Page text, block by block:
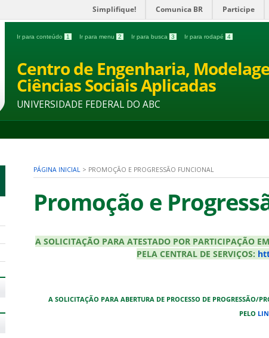
Simplifique! Comunica BR Participe
Ir para conteúdo 1 Ir para menu 2 Ir para busca 3 Ir para rodapé 4
Centro de Engenharia,
Ciências Sociais Aplicadas
UNIVERSIDADE FEDERAL DO ABC
PÁGINA INICIAL > PROMOÇÃO E PROGRESSÃO FUNCIONAL
Promoção e
A SOLICITAÇÃO PARA ATESTADO POR PARTICIPAÇÃO
PELA CENTRAL DE SERVIÇOS:
A SOLICITAÇÃO PARA ABERTURA DE PROCESSO DE PROGRESSÃO/
PELO